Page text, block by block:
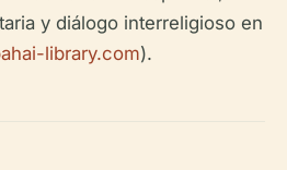
y diálogo interreligioso en
library.com).